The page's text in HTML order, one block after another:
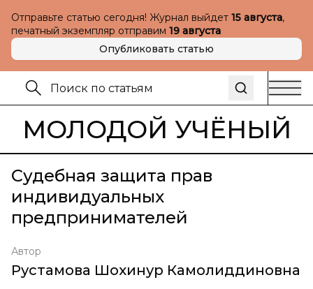
Отправьте статью сегодня! Журнал выйдет 15 августа,
печатный экземпляр отправим 19 августа
Опубликовать статью
МОЛОДОЙ УЧЁНЫЙ
Судебная защита прав
индивидуальных
предпринимателей
Автор
Рустамова Шохинур Камолиддиновна